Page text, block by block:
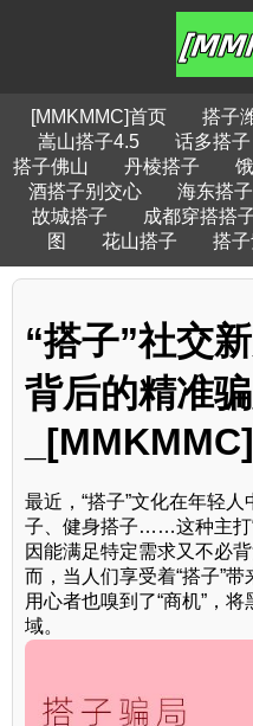
[MMKMMC]首页 搭子
嵩山搭子4.5
话多搭子
搭子佛山
丹棱搭子
酒搭子别交心
海东搭子
故城搭子
成都穿搭搭
图
花山搭子 搭
“搭子”社交
背后的精准
_[MMKMMC]
最近，“搭子”文化在年轻
子、健身搭子……这种主打“
因能满足特定需求又不必
而，当人们享受着“搭子”
用心者也嗅到了“商机”，
域。